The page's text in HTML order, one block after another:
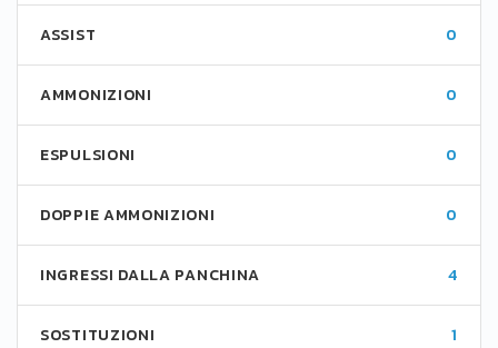
ASSIST 0
AMMONIZIONI 0
ESPULSIONI 0
DOPPIE AMMONIZIONI 0
INGRESSI DALLA PANCHINA 4
SOSTITUZIONI 1